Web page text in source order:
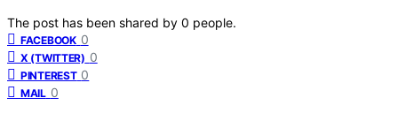
The post has been shared by 0 people.
FACEBOOK 0
X (TWITTER) 0
PINTEREST 0
MAIL 0